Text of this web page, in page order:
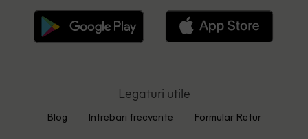
Legaturi utile
Blog Intrebari frecvente Formular Retur